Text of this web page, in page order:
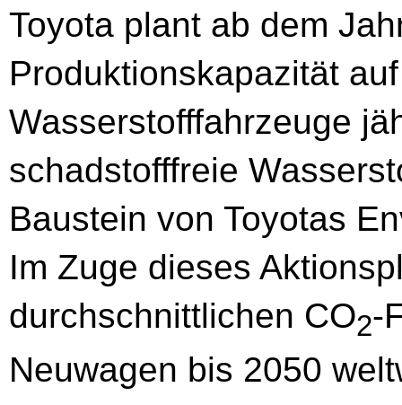
Toyota plant ab dem
Produktionskapazität
Wasserstofffahrzeuge
schadstofffreie
Baustein von Toyotas
Im Zuge dieses
durchschnittlichen CO2-
Neuwagen bis 2050